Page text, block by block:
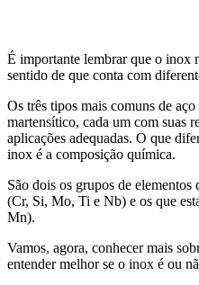
É importante lembrar que o inox
sentido de que conta com
Os três tipos mais comuns de
martensítico, cada um com suas
aplicações adequadas. O que
inox é a composição química.
São dois os grupos de
(Cr, Si, Mo, Ti e Nb) e os que
Mn).
Vamos, agora, conhecer mais
entender melhor se o inox é ou